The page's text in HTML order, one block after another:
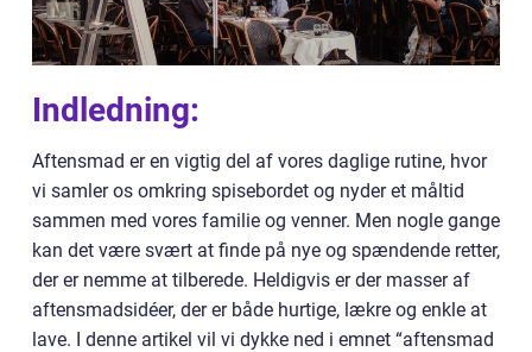
Indledning:
Aftensmad er en vigtig del af vores daglige rutine, hvor
vi samler os omkring spisebordet og nyder et måltid
sammen med vores familie og venner. Men nogle gange
kan det være svært at finde på nye og spændende retter,
der er nemme at tilberede. Heldigvis er der masser af
aftensmadsidéer, der er både hurtige, lækre og enkle at
lave. I denne artikel vil vi dykke ned i emnet “aftensmad